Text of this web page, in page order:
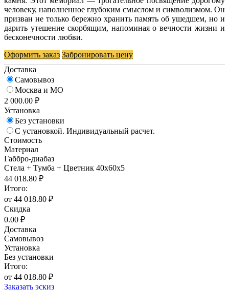
человеку, наполненное глубоким смыслом и символизмом. Он
призван не только бережно хранить память об ушедшем, но и
дарить утешение скорбящим, напоминая о вечности жизни и
бесконечности любви.
Оформить заказ Забронировать цену
Доставка
Самовывоз
Москва и МО
2 000.00 ₽
Установка
Без установки
С установкой. Индивидуальный расчет.
Стоимость
Материал
Габбро-диабаз
Стела + Тумба + Цветник 40х60х5
44 018.80 ₽
Итого:
от 44 018.80 ₽
Скидка
0.00 ₽
Доставка
Самовывоз
Установка
Без установки
Итого:
от 44 018.80 ₽
Заказать эскиз